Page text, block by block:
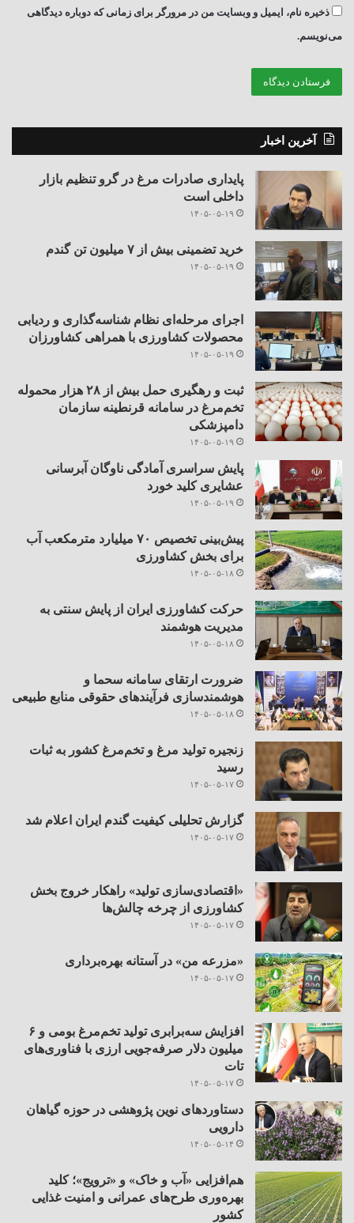
ذخیره نام، ایمیل و وبسایت من در مرورگر برای زمانی که دوباره دیدگاهی
می‌نویسم.
آخرین اخبار
پایداری صادرات مرغ در گرو تنظیم بازار
داخلی است
۱۴۰۵-۰۵-۱۹
خرید تضمینی بیش از ۷ میلیون تن گندم
۱۴۰۵-۰۵-۱۹
اجرای مرحله‌ای نظام شناسه‌گذاری و ردیابی
محصولات کشاورزی با همراهی کشاورزان
۱۴۰۵-۰۵-۱۹
ثبت و رهگیری حمل بیش از ۲۸ هزار محموله
تخم‌مرغ در سامانه قرنطینه سازمان
دامپزشکی
۱۴۰۵-۰۵-۱۹
پایش سراسری آمادگی ناوگان آبرسانی
عشایری کلید خورد
۱۴۰۵-۰۵-۱۹
پیش‌بینی تخصیص ۷۰ میلیارد مترمکعب آب
برای بخش کشاورزی
۱۴۰۵-۰۵-۱۸
حرکت کشاورزی ایران از پایش سنتی به
مدیریت هوشمند
۱۴۰۵-۰۵-۱۸
ضرورت ارتقای سامانه سحما و
هوشمندسازی فرآیندهای حقوقی منابع طبیعی
۱۴۰۵-۰۵-۱۸
زنجیره تولید مرغ و تخم‌مرغ کشور به ثبات
رسید
۱۴۰۵-۰۵-۱۷
گزارش تحلیلی کیفیت گندم ایران اعلام شد
۱۴۰۵-۰۵-۱۷
«اقتصادی‌سازی تولید» راهکار خروج بخش
کشاورزی از چرخه چالش‌ها
۱۴۰۵-۰۵-۱۷
«مزرعه من» در آستانه بهره‌برداری
۱۴۰۵-۰۵-۱۷
افزایش سه‌برابری تولید تخم‌مرغ بومی و ۶
میلیون دلار صرفه‌جویی ارزی با فناوری‌های
تات
۱۴۰۵-۰۵-۱۷
دستاوردهای نوین پژوهشی در حوزه گیاهان
دارویی
۱۴۰۵-۰۵-۱۴
هم‌افزایی «آب و خاک» و «ترویج»؛ کلید
بهره‌وری طرح‌های عمرانی و امنیت غذایی
کشور